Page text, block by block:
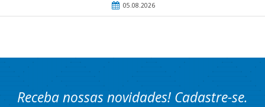
05.08.2026
Receba nossas novidades! Cadastre-se.